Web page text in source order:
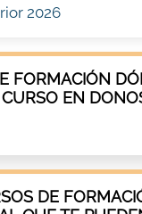
2026
FORMACIÓN
EN
DE